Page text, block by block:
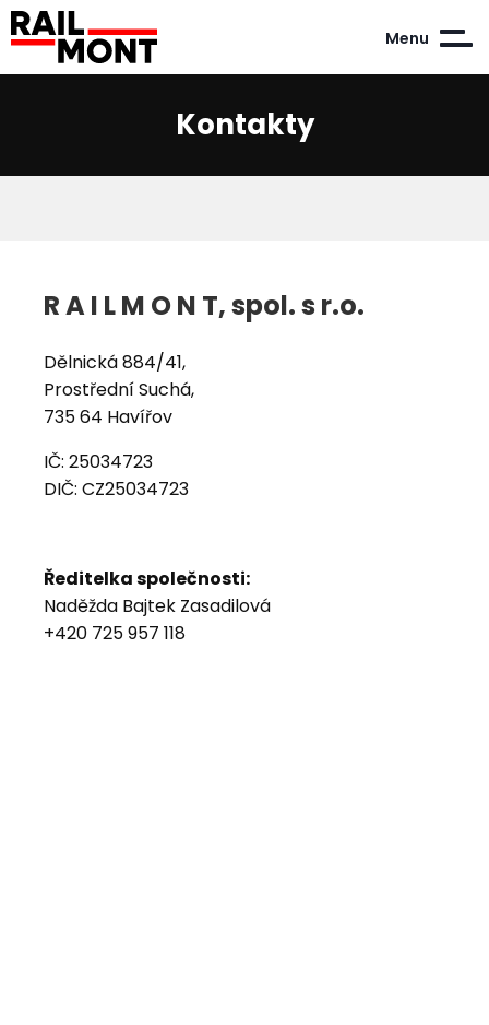
Menu
Kontakty
R A I L M O N T, spol. s r.o.
Dělnická 884/41,
Prostřední Suchá,
735 64 Havířov
IČ: 25034723
DIČ: CZ25034723
Ředitelka společnosti:
Naděžda Bajtek Zasadilová
+420 725 957 118